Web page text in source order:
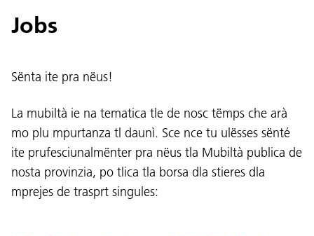
U19 Pass
Servisc y cuntat
Jobs
Sënta ite pra nëus!
La mubiltà ie na tematica tle de nosc tëmps che arà
mo plu mpurtanza tl daunì. Sce nce tu ulësses sënté
ite prufesciunalmënter pra nëus tla Mubiltà publica de
nosta provinzia, po tlica tla borsa dla stieres dla
mprejes de trasprt singules: